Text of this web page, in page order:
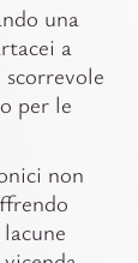
una
a
per le
non